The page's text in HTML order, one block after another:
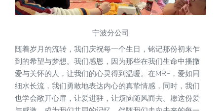
宁波分公司
随着岁月的流转，我们庆祝每一个生日，铭记那份初来乍
到的希望与梦想。我们感恩，因为那些在我们生命中播撒
爱与关怀的人，让我们的心灵得到温暖。在MRF，爱如同
细水长流，我们勇敢地表达内心的真挚情感，同时，我们
也学会敞开心扉，让爱进驻，让烦恼随风而去。愿这份爱